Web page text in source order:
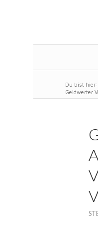
Du bist hier:
Geldwerter